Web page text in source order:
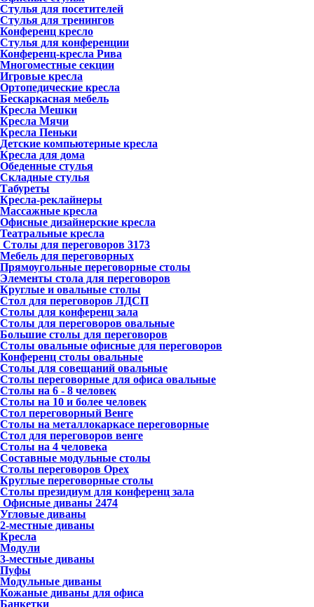
Стулья для посетителей
Стулья для тренингов
Конференц кресло
Стулья для конференции
Конференц-кресла Рива
Многоместные секции
Игровые кресла
Ортопедические кресла
Бескаркасная мебель
Кресла Мешки
Кресла Мячи
Кресла Пеньки
Детские компьютерные кресла
Кресла для дома
Обеденные стулья
Складные стулья
Табуреты
Кресла-реклайнеры
Массажные кресла
Офисные дизайнерские кресла
Театральные кресла
Столы для переговоров 3173
Мебель для переговорных
Прямоугольные переговорные столы
Элементы стола для переговоров
Круглые и овальные столы
Стол для переговоров ЛДСП
Столы для конференц зала
Столы для переговоров овальные
Большие столы для переговоров
Столы овальные офисные для переговоров
Конференц столы овальные
Столы для совещаний овальные
Столы переговорные для офиса овальные
Столы на 6 - 8 человек
Столы на 10 и более человек
Стол переговорный Венге
Столы на металлокаркасе переговорные
Стол для переговоров венге
Столы на 4 человека
Составные модульные столы
Столы переговоров Орех
Круглые переговорные столы
Столы президиум для конференц зала
Офисные диваны 2474
Угловые диваны
2-местные диваны
Кресла
Модули
3-местные диваны
Пуфы
Модульные диваны
Кожаные диваны для офиса
Банкетки